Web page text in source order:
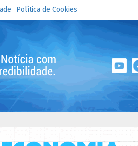
Política de Cookies